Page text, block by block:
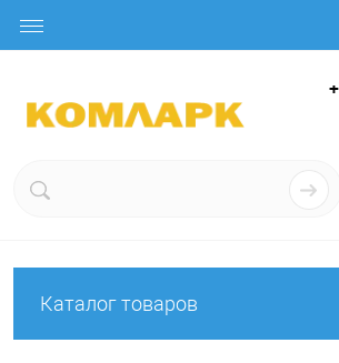
Каталог товаров